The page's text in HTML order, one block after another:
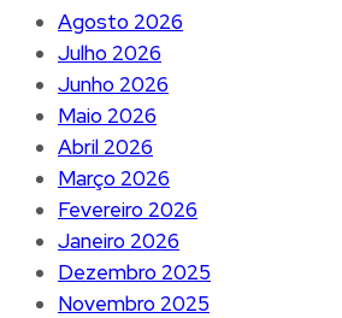
Agosto 2026
Julho 2026
Junho 2026
Maio 2026
Abril 2026
Março 2026
Fevereiro 2026
Janeiro 2026
Dezembro 2025
Novembro 2025